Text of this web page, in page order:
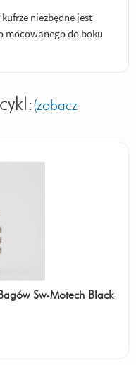
niezbędne jest
mocowanego do boku
(zobacz
Sw-Motech Black